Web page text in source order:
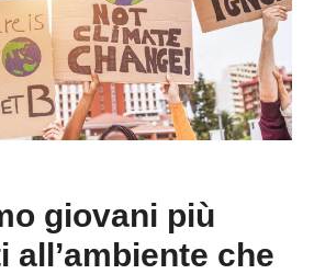
giovani più
all’ambiente che